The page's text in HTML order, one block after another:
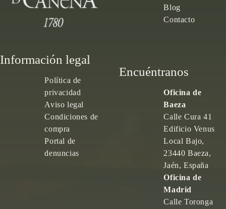
Blog
Contacto
Información legal
Política de
privacidad
Aviso legal
Condiciones de
compra
Portal de
denuncias
Encuéntranos
Oficina de
Baeza
Calle Cura 41
Edificio Venus
Local Bajo,
23440 Baeza,
Jaén, España
Oficina de
Madrid
Calle Toronga